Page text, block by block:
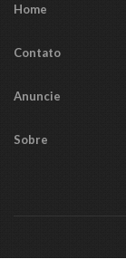
Home
Contato
Anuncie
Sobre